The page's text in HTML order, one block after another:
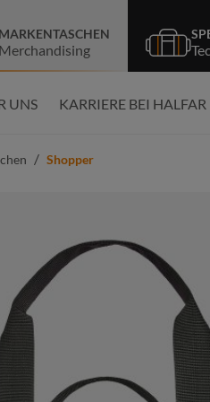
springen
MARKENTASCHEN
Merchandising
UNS KARRIERE BEI HALFAR
/ Shopper